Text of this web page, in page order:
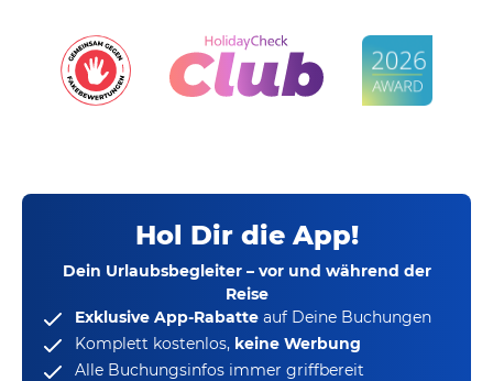
Hol Dir die App!
Dein Urlaubsbegleiter – vor und während der
Reise
Exklusive App-Rabatte auf Deine Buchungen
Komplett kostenlos, keine Werbung
Alle Buchungsinfos immer griffbereit